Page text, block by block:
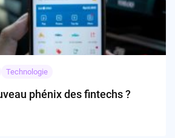
Technologie
phénix des fintechs ?